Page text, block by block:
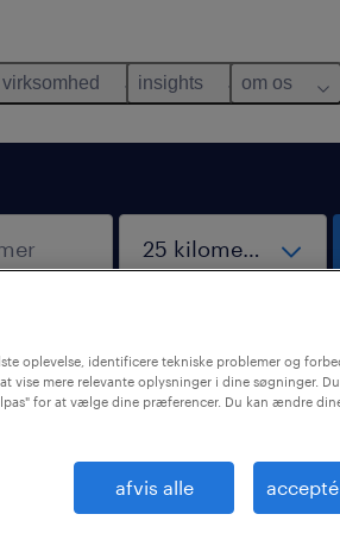
virksomhed insights om os
med disse filtre. Det kan
for at få flere
hjælpe:
oplevelse, identificere tekniske problemer og
vise mere relevante oplysninger i dine søgninger.
for at vælge dine præferencer. Du kan ændre
afvis alle